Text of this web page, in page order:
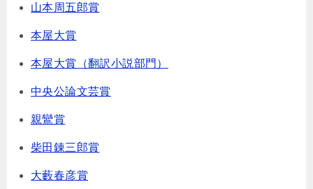
山本周五郎賞
本屋大賞
本屋大賞（翻訳小説部門）
中央公論文芸賞
親鸞賞
柴田錬三郎賞
大藪春彦賞